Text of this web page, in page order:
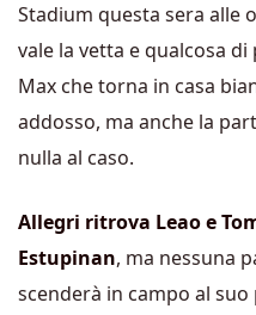
Stadium questa sera alle
vale la vetta e qualcosa
Max che torna in casa
addosso, ma anche la
nulla al caso.
Allegri ritrova Leao e
Estupinan, ma nessuna
scenderà in campo al